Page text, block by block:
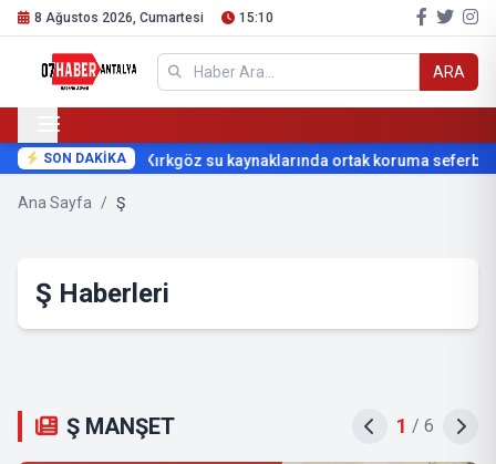
8 Ağustos 2026, Cumartesi 15:10
ARA
SON DAKİKAKırkgöz su kaynaklarında ortak koruma seferberliği
Ana Sayfa / Ş
Ş Haberleri
Ş MANŞET 2 / 6